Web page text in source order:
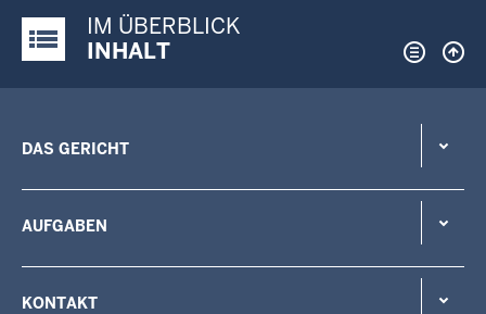
Justiz-Portal im Überblick:
IM ÜBERBLICK
INHALT
DAS GERICHT
AUFGABEN
KONTAKT